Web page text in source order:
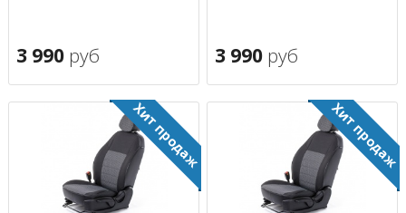
3 990 руб 3 990 руб